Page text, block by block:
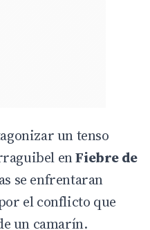
un tenso
enFiebre de
se enfrentaran
el conflicto que
un camarín.